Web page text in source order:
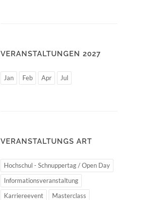
VERANSTALTUNGEN 2027
Jan Feb Apr Jul
VERANSTALTUNGS ART
Hochschul - Schnuppertag / Open Day
Informationsveranstaltung
Karriereevent
Masterclass